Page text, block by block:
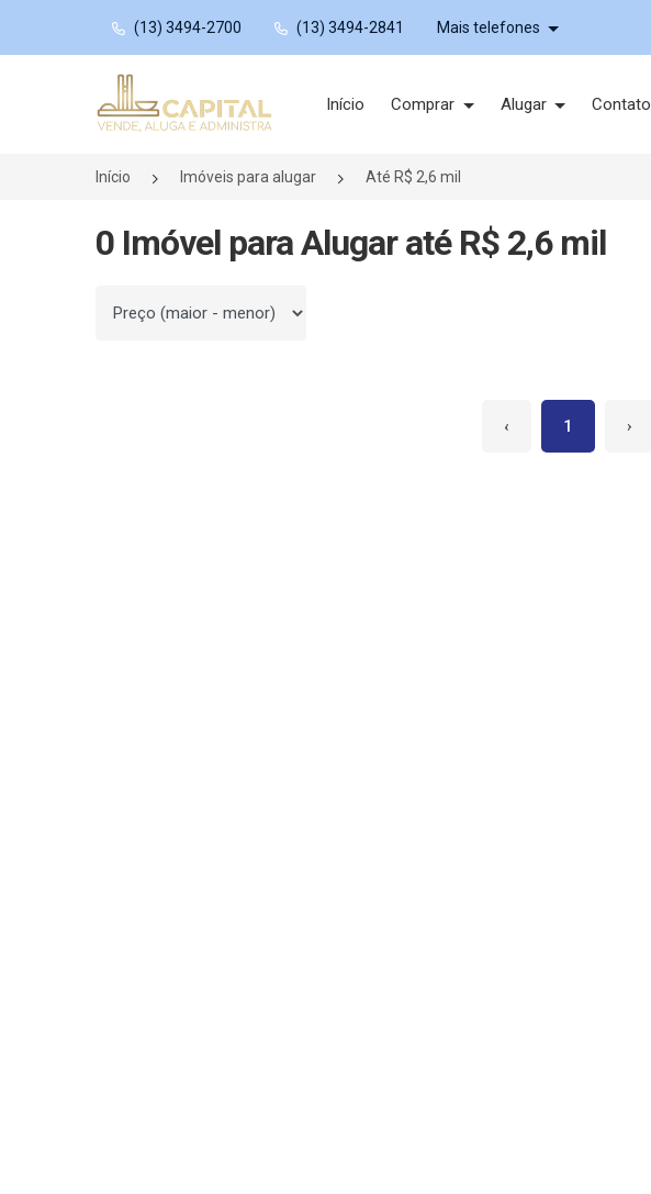
(13) 3494-2700 (13) 3494-2841 Mais telefones
Página inicial
Início Comprar Alugar Contato
Início Imóveis para alugar Até R$ 2,6 mil
0 Imóvel para Alugar até R$ 2,6 mil
Ordenar por
‹ 1 ›